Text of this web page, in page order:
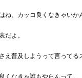
ね、カッコ良くなきゃいか
だよ。
え普及しようって言ってる
くなきゃ誰もやらんって。